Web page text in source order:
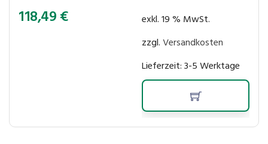
118,49€
exkl. 19 % MwSt.
zzgl.Versandkosten
Lieferzeit:3-5 Werktage